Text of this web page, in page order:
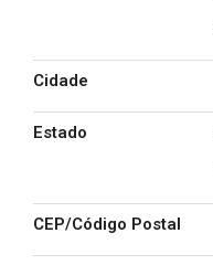
Cidade
Estado
CEP/Código Postal